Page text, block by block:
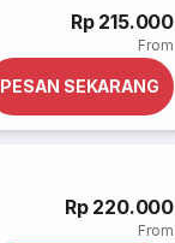
Rp 215.000
From
PESAN SEKARANG
Rp 220.000
From